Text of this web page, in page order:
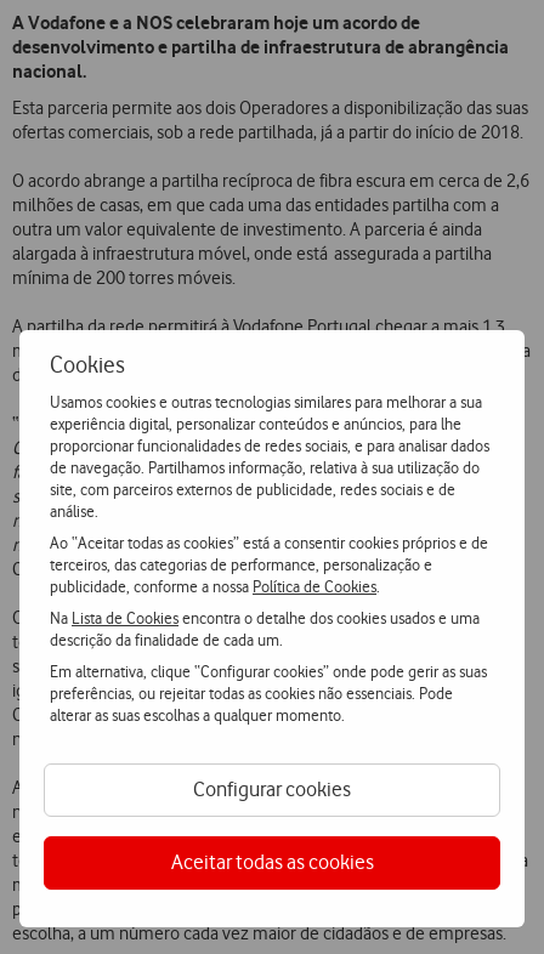
Cookies
Usamos cookies e outras tecnologias similares para melhorar a sua
experiência digital, personalizar conteúdos e anúncios, para lhe
proporcionar funcionalidades de redes sociais, e para analisar dados
de navegação. Partilhamos informação, relativa à sua utilização do
site, com parceiros externos de publicidade, redes sociais e de
análise.
Ao “Aceitar todas as cookies” está a consentir cookies próprios e de
terceiros, das categorias de performance, personalização e
publicidade, conforme a nossa Política de Cookies
Na Lista de Cookiesencontra o detalhe dos cookies usados e uma
descrição da finalidade de cada um.
Em alternativa, clique “Configurar cookies” onde pode gerir as suas
preferências, ou rejeitar todas as cookies não essenciais. Pode
alterar as suas escolhas a qualquer momento.
Configurar cookies
Aceitar todas as cookies
A Vodafone e a NOS celebraram hoje um acordo de
desenvolvimento e partilha de infraestrutura de abrangência
nacional.
Esta parceria permite aos dois Operadores a disponibilização das suas
ofertas comerciais, sob a rede partilhada, já a partir do início de 2018.
O acordo abrange a partilha recíproca de fibra escura em cerca de 2,6
milhões de casas, em que cada uma das entidades partilha com a
outra um valor equivalente de investimento. A parceria é ainda
alargada à infraestrutura móvel, onde está assegurada a partilha
mínima de 200 torres móveis.
A partilha da rede permitirá à Vodafone Portugal chegar a mais 1,3
milhões de famílias e empresas, passando a Empresa a totalizar cerca
de 4 milhões de casas passadas com rede de última geração.
“ Este acordo permite à Vodafone Portugal levar o seu serviço a mais
Clientes, aumentando a concorrência no mercado em benefício das
famílias e empresas portuguesas. A partir de hoje damos um passo
significativo para que todos os portugueses possam ter acesso à
melhor oferta do mercado, contribuindo decididamente para a
materialização da Sociedade Gigabit em Portugal“, afirma Mário Vaz,
CEO da Vodafone Portugal.
O acordo hoje celebrado pressupõe que as duas empresas mantêm
total autonomia no desenho das ofertas comerciais e na escolha das
soluções tecnológicas que decidam vir a implementar. Está
igualmente assegurada a total independência na gestão da base de
Clientes de cada uma das empresas, bem como a confidencialidade
no tratamento da informação dos consumidores.
A parceria entre a Vodafone e a NOS assume especial relevância
numa altura em que Portugal vive uma profunda transformação
económica e social, que em larga escala depende das novas
tecnologias. A partilha destas infraestruturas cria condições para uma
maior dinamização do mercado, ao criar mais concorrência e ao
permitir a disponibilização de serviços de elevada qualidade e mais
escolha, a um número cada vez maior de cidadãos e de empresas.